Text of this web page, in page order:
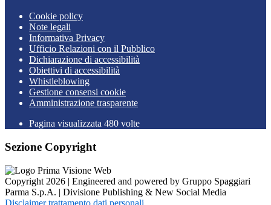
Cookie policy
Note legali
Informativa Privacy
Ufficio Relazioni con il Pubblico
Dichiarazione di accessibilità
Obiettivi di accessibilità
Whistleblowing
Gestione consensi cookie
Amministrazione trasparente
Pagina visualizzata 480 volte
Sezione Copyright
Copyright 2026 | Engineered and powered by Gruppo Spaggiari
Parma S.p.A. | Divisione Publishing & New Social Media
Disclaimer trattamento dati personali